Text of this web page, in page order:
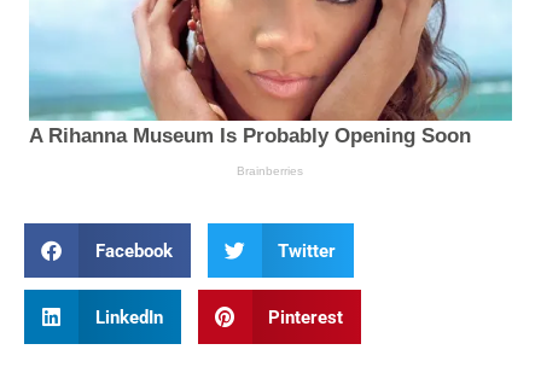
Facebook Twitter
LinkedIn Pinterest